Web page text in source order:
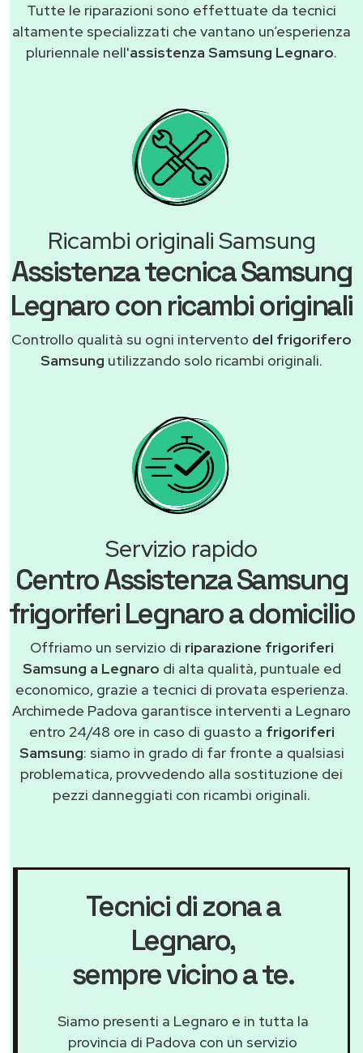
Tutte le riparazioni sono effettuate da tecnici
altamente specializzati che vantano un’esperienza
pluriennale nell'assistenza Samsung Legnaro.
Ricambi originali Samsung
Assistenza tecnica Samsung
Legnaro con ricambi originali
Controllo qualità su ogni intervento del frigorifero
Samsung utilizzando solo ricambi originali.
Servizio rapido
Centro Assistenza Samsung
frigoriferi Legnaro a domicilio
Offriamo un servizio di riparazione frigoriferi
Samsung a Legnaro di alta qualità, puntuale ed
economico, grazie a tecnici di provata esperienza.
Archimede Padova garantisce interventi a Legnaro
entro 24/48 ore in caso di guasto a frigoriferi
Samsung: siamo in grado di far fronte a qualsiasi
problematica, provvedendo alla sostituzione dei
pezzi danneggiati con ricambi originali.
Tecnici di zona a
Legnaro,
sempre vicino a te.
Siamo presenti a Legnaro e in tutta la
provincia di Padova con un servizio